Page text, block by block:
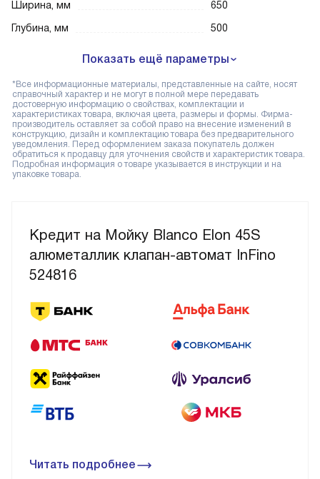
Кредит на Мойку Blanco Elon 45S
алюметаллик клапан-автомат InFino
524816
Читать подробнее
Ширина, мм
650
Глубина, мм
500
Показать ещё параметры
*Все информационные материалы, представленные на сайте, носят
справочный характер и не могут в полной мере передавать
достоверную информацию о свойствах, комплектации и
характеристиках товара, включая цвета, размеры и формы. Фирма-
производитель оставляет за собой право на внесение изменений в
конструкцию, дизайн и комплектацию товара без предварительного
уведомления. Перед оформлением заказа покупатель должен
обратиться к продавцу для уточнения свойств и характеристик товара.
Подробная информация о товаре указывается в инструкции и на
упаковке товара.